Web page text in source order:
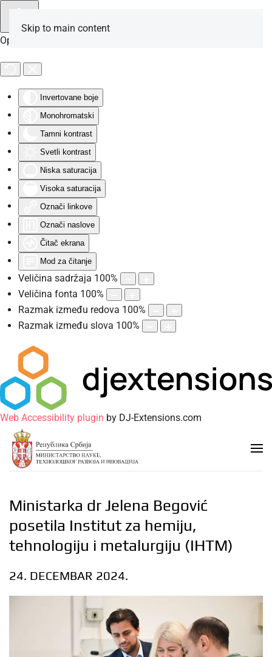
Opcije za osobe sa invaliditetom
Invertovane boje
Monohromatski
Tamni kontrast
Svetli kontrast
Niska saturacija
Visoka saturacija
Označi linkove
Označi naslove
Čitač ekrana
Mod za čitanje
Veličina sadržaja 100%
Veličina fonta 100%
Razmak između redova 100%
Razmak između slova 100%
Web Accessibility plugin by DJ-Extensions.com
Skip to main content
Ministarka dr Jelena Begović
posetila Institut za hemiju,
tehnologiju i metalurgiju (IHTM)
24. DECEMBAR 2024.